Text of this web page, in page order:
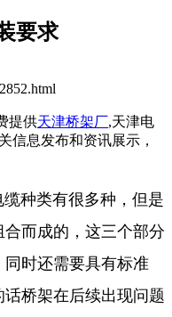
要求
提供天津桥架厂,天津电
信息发布和资讯展示，
种类有很多种，但是
而成的，这三个部分
时还需要具有标准
桥架在后续出现问题